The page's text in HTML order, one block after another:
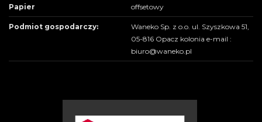
Papier offsetowy
Podmiot gospodarczy:
Waneko Sp. z o.o. ul. Szyszkowa 51,
05-816 Opacz kolonia e-mail :
biuro@waneko.pl